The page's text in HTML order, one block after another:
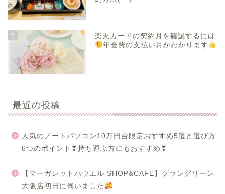
5
楽天カードの契約月を確認するには
年会費の支払い月がわかります
最近の投稿
人気のノートパソコン10万円台限定おすすめ5選と選び方
6つのポイント❣持ち運ぶ方にもおすすめ❣
【マーガレットハウエル SHOP&CAFE】グラングリーン
大阪店初日に伺いました